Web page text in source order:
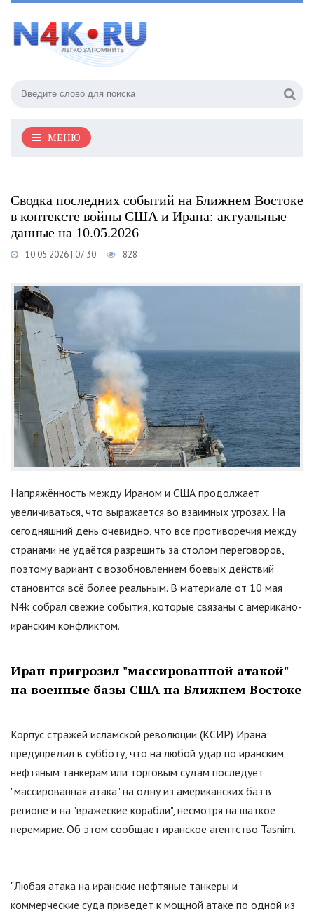
МЕНЮ
Сводка последних событий на Ближнем Востоке
в контексте войны США и Ирана: актуальные
данные на 10.05.2026
10.05.2026 | 07:30 828
Напряжённость между Ираном и США продолжает
увеличиваться, что выражается во взаимных угрозах. На
сегодняшний день очевидно, что все противоречия между
странами не удаётся разрешить за столом переговоров,
поэтому вариант с возобновлением боевых действий
становится всё более реальным. В материале от 10 мая
N4k собрал свежие события, которые связаны с американо-
иранским конфликтом.
Иран пригрозил "массированной атакой"
на военные базы США на Ближнем Востоке
Корпус стражей исламской революции (КСИР) Ирана
предупредил в субботу, что на любой удар по иранским
нефтяным танкерам или торговым судам последует
"массированная атака" на одну из американских баз в
регионе и на "вражеские корабли", несмотря на шаткое
перемирие. Об этом сообщает иранское агентство Tasnim.
"Любая атака на иранские нефтяные танкеры и
коммерческие суда приведет к мощной атаке по одной из